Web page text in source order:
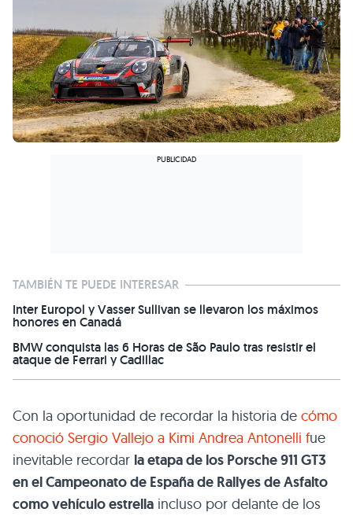
TAMBIÉN TE PUEDE INTERESAR
Inter Europol y Vasser Sullivan se llevaron los máximos
honores en Canadá
BMW conquista las 6 Horas de São Paulo tras resistir el
ataque de Ferrari y Cadillac
Con la oportunidad de recordar la historia de cómo
conoció Sergio Vallejo a Kimi Andrea Antonelli fue
inevitable recordar la etapa de los Porsche 911 GT3
en el Campeonato de España de Rallyes de Asfalto
como vehículo estrella incluso por delante de los